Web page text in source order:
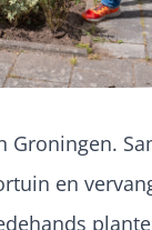
Groningen.
en